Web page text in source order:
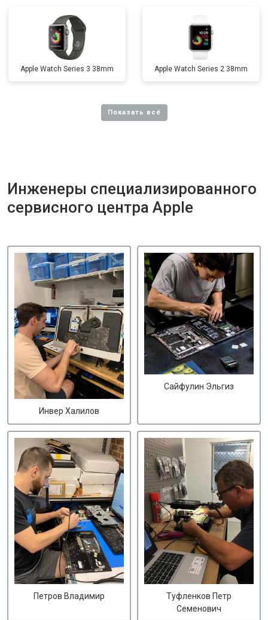
Apple Watch Series 3 38mm Apple Watch Series 2 38mm
Инженеры специализированного
сервисного центра Apple
Инвер Халилов
Сайфулин Эльгиз
Петров Владимир
Туфленков Петр
Семенович